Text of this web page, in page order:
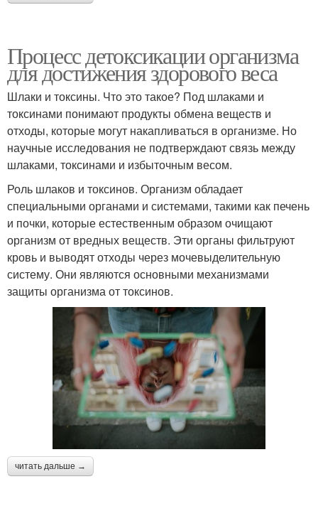
Процесс детоксикации организма
для достижения здорового веса
Шлаки и токсины. Что это такое? Под шлаками и
токсинами понимают продукты обмена веществ и
отходы, которые могут накапливаться в организме. Но
научные исследования не подтверждают связь между
шлаками, токсинами и избыточным весом.
Роль шлаков и токсинов. Организм обладает
специальными органами и системами, такими как печень
и почки, которые естественным образом очищают
организм от вредных веществ. Эти органы фильтруют
кровь и выводят отходы через мочевыделительную
систему. Они являются основными механизмами
защиты организма от токсинов.
читать дальше →